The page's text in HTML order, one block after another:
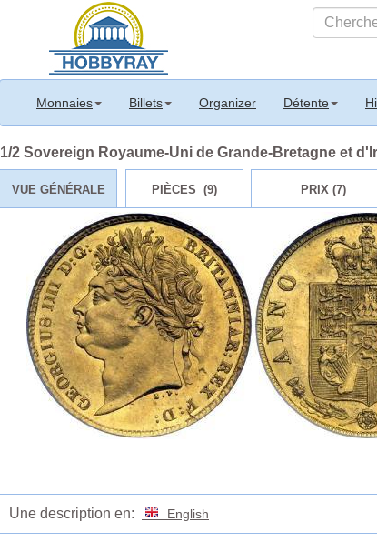
Monnaies Billets Organizer Détente
1/2 Sovereign Royaume-Uni de Grande-Bretagne et
VUE GÉNÉRALE PIÈCES (9) PRIX (7)
Une description en: English